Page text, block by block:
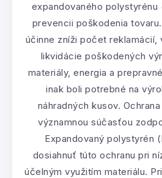
expandovaného polystyrénu
prevencii poškodenia
účinne zníži počet reklamácií,
likvidácie poškodených
materiály, energia a
inak boli potrebné na
náhradných kusov.
významnou súčasťou
Expandovaný polystyrén
dosiahnuť túto ochranu pri
účelným využitím materiálu.